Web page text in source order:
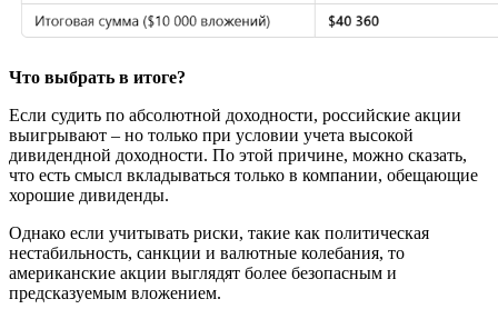
Что выбрать в итоге?
Если судить по абсолютной доходности, российские акции
выигрывают – но только при условии учета высокой
дивидендной доходности. По этой причине, можно сказать,
что есть смысл вкладываться только в компании, обещающие
хорошие дивиденды.
Однако если учитывать риски, такие как политическая
нестабильность, санкции и валютные колебания, то
американские акции выглядят более безопасным и
предсказуемым вложением.